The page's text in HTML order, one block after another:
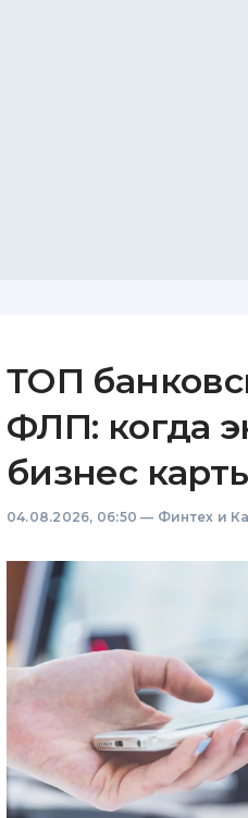
ТОП
ФЛП: когда
бизнес
04.08.2026, 06:50 — Финтех и